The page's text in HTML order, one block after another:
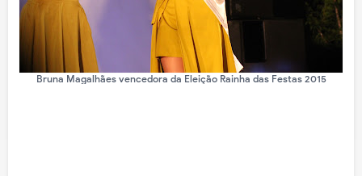
Bruna Magalhães vencedora da Eleição Rainha das Festas 2015